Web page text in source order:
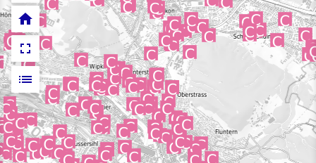
fullscreen
home
list